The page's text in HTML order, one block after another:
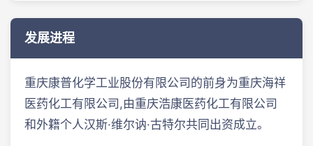
发展进程
重庆康普化学工业股份有限公司的前身为重庆海祥
医药化工有限公司,由重庆浩康医药化工有限公司
和外籍个人汉斯·维尔讷·古特尔共同出资成立。